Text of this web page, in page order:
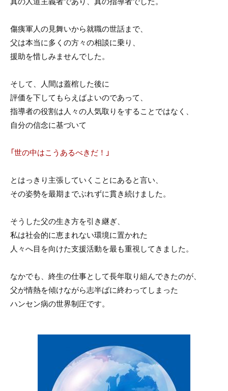
傷痍軍人の見舞いから就職の世話まで、
父は本当に多くの方々の相談に乗り、
援助を惜しみませんでした。
そして、人間は蓋棺した後に
評価を下してもらえばよいのであって、
指導者の役割は人々の人気取りをすることではなく、
自分の信念に基づいて
「世の中はこうあるべきだ！」
とはっきり主張していくことにあると言い、
その姿勢を最期までぶれずに貫き続けました。
そうした父の生き方を引き継ぎ、
私は社会的に恵まれない環境に置かれた
人々へ目を向けた支援活動を最も重視してきました。
なかでも、終生の仕事として長年取り組んできたのが、
父が情熱を傾けながら志半ばに終わってしまった
ハンセン病の世界制圧です。